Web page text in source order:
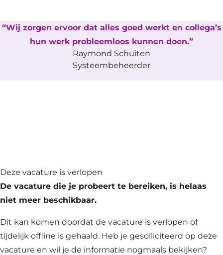
Wij zorgen ervoor dat alles goed werkt en collega’s
hun werk probleemloos kunnen doen.
Raymond Schuiten
Systeembeheerder
Deze vacature is verlopen
De vacature die je probeert te bereiken, is helaas
niet meer beschikbaar.
Dit kan komen doordat de vacature is verlopen of
tijdelijk offline is gehaald. Heb je gesolliciteerd op deze
vacature en wil je de informatie nogmaals bekijken?